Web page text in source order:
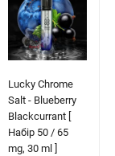
Lucky Chrome
Salt - Blueberry
Blackcurrant [
Набір 50 / 65
mg, 30 ml ]